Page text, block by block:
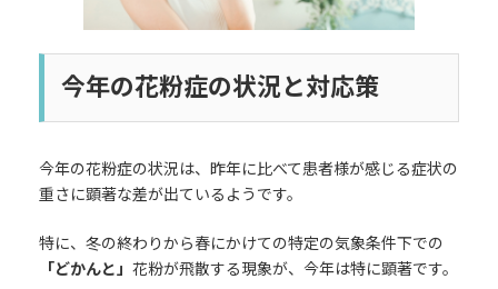
今年の花粉症の状況と対応策
今年の花粉症の状況は、昨年に比べて患者様が感じる症状の
重さに顕著な差が出ているようです。
特に、冬の終わりから春にかけての特定の気象条件下での
「どかんと」 花粉が飛散する現象が、今年は特に顕著です。